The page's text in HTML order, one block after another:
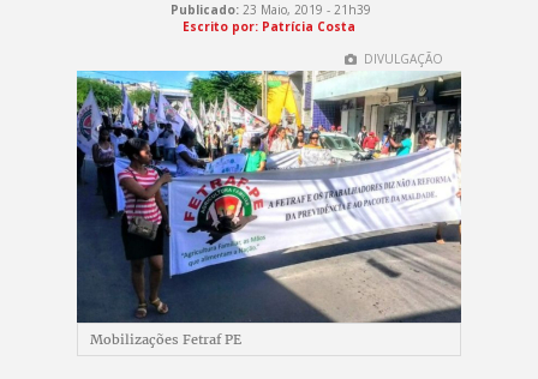
Publicado: 23 Maio, 2019 - 21h39
Escrito por: Patrícia Costa
DIVULGAÇÃO
Mobilizações Fetraf PE